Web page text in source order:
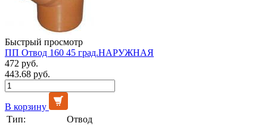
Быстрый просмотр
ПП Отвод 160 45 град.НАРУЖНАЯ
472 руб.
443.68 руб.
В корзину
Тип:
Отвод